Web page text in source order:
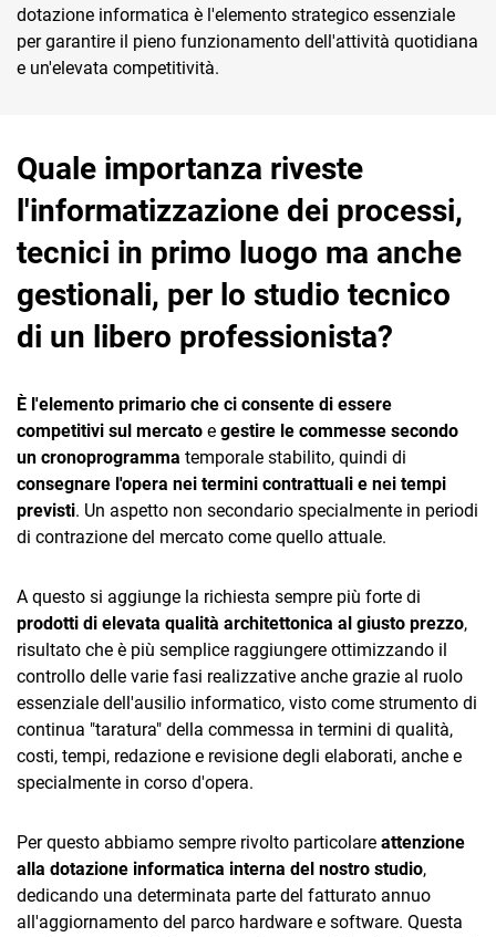
dotazione informatica è l'elemento strategico essenziale
per garantire il pieno funzionamento dell'attività quotidiana
e un'elevata competitività.
Quale importanza riveste
l'informatizzazione dei processi,
tecnici in primo luogo ma anche
gestionali, per lo studio tecnico
di un libero professionista?
È l'elemento primario che ci consente di essere
competitivi sul mercato e gestire le commesse secondo
un cronoprogramma temporale stabilito, quindi di
consegnare l'opera nei termini contrattuali e nei tempi
previsti. Un aspetto non secondario specialmente in periodi
di contrazione del mercato come quello attuale.
A questo si aggiunge la richiesta sempre più forte di
prodotti di elevata qualità architettonica al giusto prezzo,
risultato che è più semplice raggiungere ottimizzando il
controllo delle varie fasi realizzative anche grazie al ruolo
essenziale dell'ausilio informatico, visto come strumento di
continua "taratura" della commessa in termini di qualità,
costi, tempi, redazione e revisione degli elaborati, anche e
specialmente in corso d'opera.
Per questo abbiamo sempre rivolto particolare attenzione
alla dotazione informatica interna del nostro studio,
dedicando una determinata parte del fatturato annuo
all'aggiornamento del parco hardware e software. Questa